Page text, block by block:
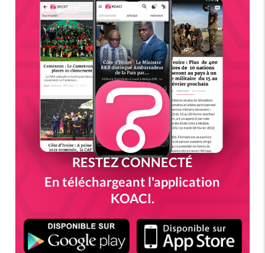
RESTEZ CONNECTÉ
En téléchargeant l'application
KOACI.